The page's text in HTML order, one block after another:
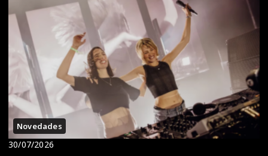
Novedades
30/07/2026